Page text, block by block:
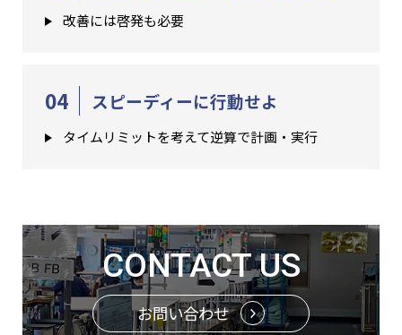
改善には啓発も必要
04 スピーディーに行動せよ
タイムリミットを考えて逆算で計画・実行
CONTACT US
お問い合わせ